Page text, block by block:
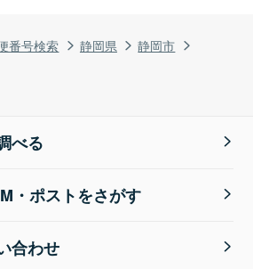
番号検索 静岡県
静岡市
べる
・ポストをさがす
合わせ